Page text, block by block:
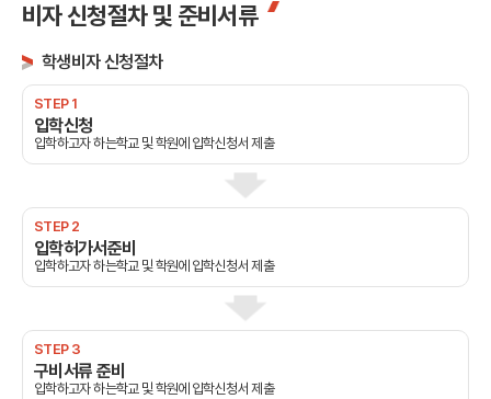
비자 신청절차 및 준비서류
학생비자 신청절차
STEP 1
입학신청
입학하고자 하는학교 및 학원에 입학신청서 제출
STEP 2
입학허가서준비
입학하고자 하는학교 및 학원에 입학신청서 제출
STEP 3
구비서류 준비
입학하고자 하는학교 및 학원에 입학신청서 제출